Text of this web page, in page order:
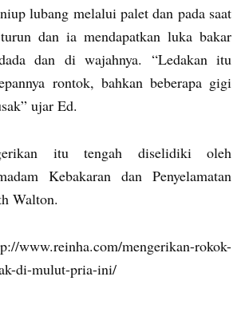
lubang melalui palet dan pada saat
dan ia mendapatkan luka bakar
dan di wajahnya. “Ledakan itu
rontok, bahkan beberapa gigi
ujar Ed.
itu tengah diselidiki oleh
Kebakaran dan Penyelamatan
Walton.
mengerikan-rokok-
di-mulut-pria-ini/